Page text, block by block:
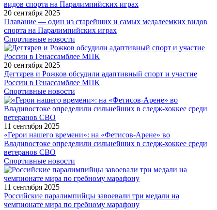
20 сентября 2025
Плавание — один из старейших и самых медалеемких видов
спорта на Паралимпийских играх
Спортивные новости
20 сентября 2025
Дегтярев и Рожков обсудили адаптивный спорт и участие
России в Генассамблее МПК
Спортивные новости
11 сентября 2025
«Герои нашего времени»: на «Фетисов-Арене» во
Владивостоке определили сильнейших в следж-хоккее среди
ветеранов СВО
Спортивные новости
11 сентября 2025
Российские паралимпийцы завоевали три медали на
чемпионате мира по гребному марафону